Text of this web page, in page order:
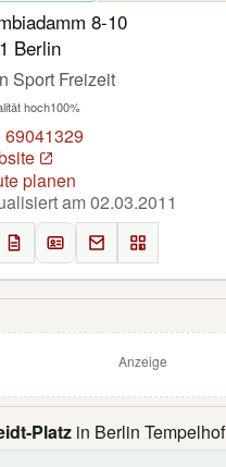
Platz in Berlin Tempelhof
8-10
Berlin
Sport Freizeit
hoch100%
69041329
planen
am 02.03.2011
Anzeige